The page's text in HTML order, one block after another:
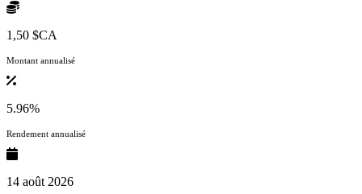
1,50 $CA
Montant annualisé
5.96%
Rendement annualisé
14 août 2026